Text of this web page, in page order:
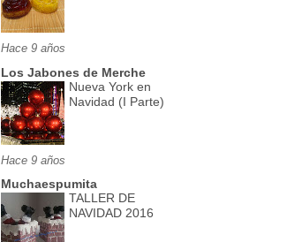
Hace 9 años
Los Jabones de Merche
Nueva York en
Navidad (I Parte)
Hace 9 años
Muchaespumita
TALLER DE
NAVIDAD 2016